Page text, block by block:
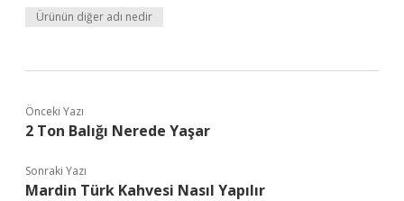
Ürünün diğer adı nedir
Önceki Yazı
2 Ton Balığı Nerede Yaşar
Sonraki Yazı
Mardin Türk Kahvesi Nasıl Yapılır